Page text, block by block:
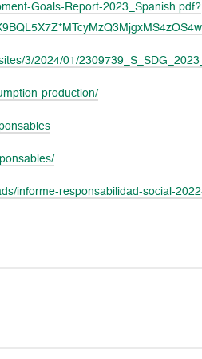
Goals-Report-2023_Spanish.pdf?
3/2024/01/
production/
informe-responsabilidad-social-